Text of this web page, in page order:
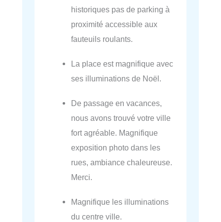
historiques pas de parking à
proximité accessible aux
fauteuils roulants.
La place est magnifique avec
ses illuminations de Noël.
De passage en vacances,
nous avons trouvé votre ville
fort agréable. Magnifique
exposition photo dans les
rues, ambiance chaleureuse.
Merci.
Magnifique les illuminations
du centre ville.